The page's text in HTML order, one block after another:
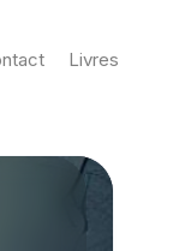
Livres